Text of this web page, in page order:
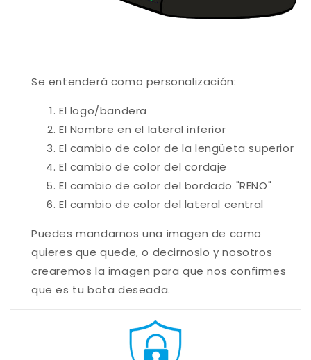
Se entenderá como personalización:
El logo/bandera
El Nombre en el lateral inferior
El cambio de color de la lengüeta superior
El cambio de color del cordaje
El cambio de color del bordado "RENO"
El cambio de color del lateral central
Puedes mandarnos una imagen de como
quieres que quede, o decirnoslo y nosotros
crearemos la imagen para que nos confirmes
que es tu bota deseada.